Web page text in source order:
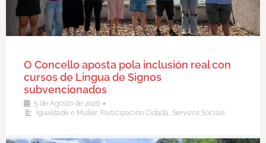
O Concello aposta pola inclusión real con
cursos de Lingua de Signos
subvencionados
5 de Agosto de 2026 •
Igualdade e Muller, Participación Cidadá, Servizos Sociais